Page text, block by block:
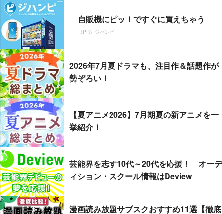
自販機にピッ！ですぐに買えちゃう
（PR）ジハンピ
2026年7月夏ドラマも、注目作＆話題作が
勢ぞろい！
【夏アニメ2026】7月期夏の新アニメを一
挙紹介！
芸能界を志す10代～20代を応援！ オーデ
ィション・スクール情報はDeview
漫画読み放題サブスクおすすめ11選【徹底